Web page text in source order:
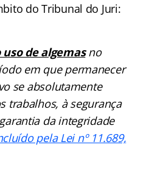
do Tribunal do Juri:
de algemasno
em que permanecer
se absolutamente
trabalhos, à segurança
da integridade
pela Lei nº 11.689,